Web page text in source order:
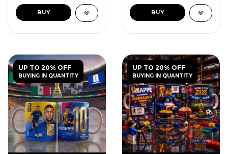
(copia) - (copia) -
(copia) - (copia) -
(copia) - (copia) -
(copia) - (copia) -
(copia) - (copia)
(copia) - (copia) -
(copia) - (copia) -
(copia) - (copia) -
(copia) - (copia) -
(copia)
UP TO 20% OFF
BUYING IN QUANTITY
UP TO 20% OFF
BUYING IN QUANTITY